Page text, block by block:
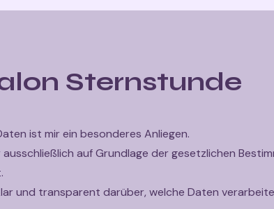
Sternstunde
ist mir ein besonderes Anliegen.
auf Grundlage der gesetzlichen
und transparent darüber, welche Daten